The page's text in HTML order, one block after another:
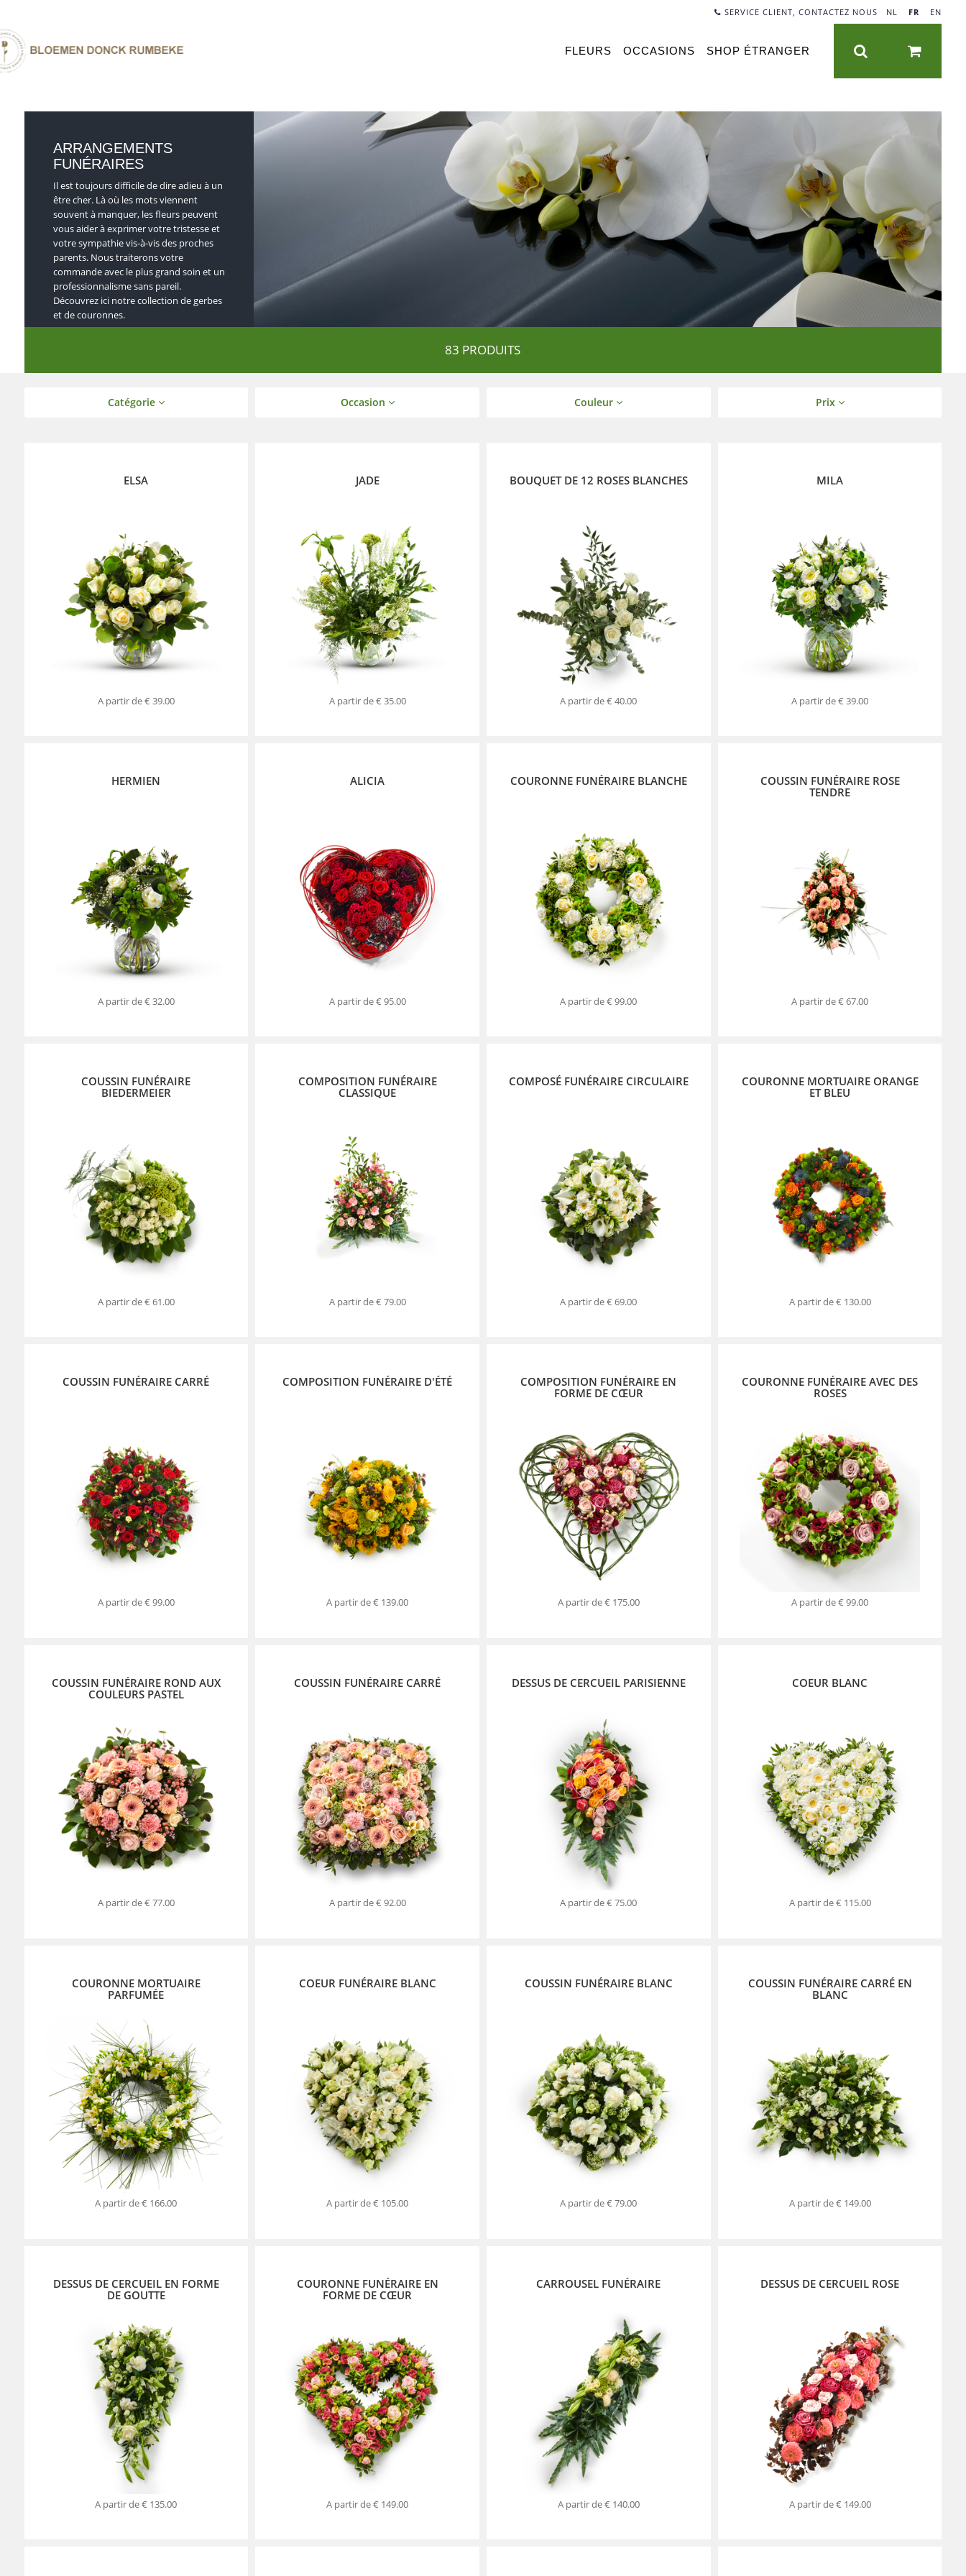
SERVICE CLIENT, CONTACTEZ NOUS NL FR EN
FLEURS
TOUTES LES FLEURS
ARRANGEMENTS
ARRANGEMENTS FUNERAIRES
PRODUITS DE SAISON
DES FLEURS AVEC DU VIN
OCCASIONS
FÊTE DES MERES
RETRAITE
POUR LE PLAISIR
PROMPT RETABLISSEMENT
FUNERAILLES
FÊTE DES PERES
FÊTE DES SECRETAIRES
SHOP ÉTRANGER
ARRANGEMENTS
FUNÉRAIRES
Il est toujours difficile de dire adieu à un
être cher. Là où les mots viennent
souvent à manquer, les fleurs peuvent
vous aider à exprimer votre tristesse et
votre sympathie vis-à-vis des proches
parents. Nous traiterons votre
commande avec le plus grand soin et un
professionnalisme sans pareil.
Découvrez ici notre collection de gerbes
et de couronnes.
83 PRODUITS
Catégorie Occasion Couleur Prix
ELSA
A partir de€ 39.00
JADE
A partir de€ 35.00
BOUQUET DE 12 ROSES BLANCHES
A partir de€ 40.00
MILA
A partir de€ 39.00
HERMIEN
A partir de€ 32.00
ALICIA
A partir de€ 95.00
COURONNE FUNÉRAIRE BLANCHE
A partir de€ 99.00
COUSSIN FUNÉRAIRE ROSE
TENDRE
A partir de€ 67.00
COUSSIN FUNÉRAIRE
BIEDERMEIER
A partir de€ 61.00
COMPOSITION FUNÉRAIRE
CLASSIQUE
A partir de€ 79.00
COMPOSÉ FUNÉRAIRE CIRCULAIRE
A partir de€ 69.00
COURONNE MORTUAIRE ORANGE
ET BLEU
A partir de€ 130.00
COUSSIN FUNÉRAIRE CARRÉ
A partir de€ 99.00
COMPOSITION FUNÉRAIRE D'ÉTÉ
A partir de€ 139.00
COMPOSITION FUNÉRAIRE EN
FORME DE CŒUR
A partir de€ 175.00
COURONNE FUNÉRAIRE AVEC DES
ROSES
A partir de€ 99.00
COUSSIN FUNÉRAIRE ROND AUX
COULEURS PASTEL
A partir de€ 77.00
COUSSIN FUNÉRAIRE CARRÉ
A partir de€ 92.00
DESSUS DE CERCUEIL PARISIENNE
A partir de€ 75.00
COEUR BLANC
A partir de€ 115.00
COURONNE MORTUAIRE
PARFUMÉE
A partir de€ 166.00
COEUR FUNÉRAIRE BLANC
A partir de€ 105.00
COUSSIN FUNÉRAIRE BLANC
A partir de€ 79.00
COUSSIN FUNÉRAIRE CARRÉ EN
BLANC
A partir de€ 149.00
DESSUS DE CERCUEIL EN FORME
DE GOUTTE
A partir de€ 135.00
COURONNE FUNÉRAIRE EN
FORME DE CŒUR
A partir de€ 149.00
CARROUSEL FUNÉRAIRE
A partir de€ 140.00
DESSUS DE CERCUEIL ROSE
A partir de€ 149.00